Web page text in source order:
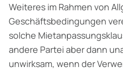
Weiteres im Rahmen von
Geschäftsbedingungen
solche
andere Partei aber dann
unwirksam, wenn der